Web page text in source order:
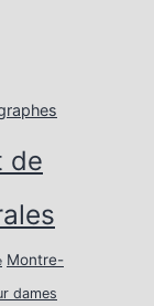
de
Montre-
dames